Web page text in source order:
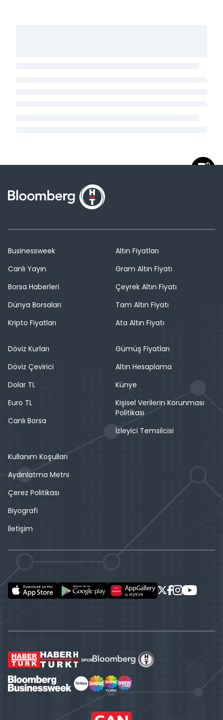
Businessweek
Canlı Yayın
Borsa Haberleri
Dünya Borsaları
Kripto Fiyatları
Altın Fiyatları
Gram Altın Fiyatı
Çeyrek Altın Fiyatı
Tam Altın Fiyatı
Ata Altın Fiyatı
Döviz Kurları
Döviz Çevirici
Dolar TL
Euro TL
Canlı Borsa
Gümüş Fiyatları
Altın Hesaplama
Künye
Kişisel Verilerin Korunması
Politikası
İzleyici Temsilcisi
Kullanım Koşulları
Aydınlatma Metni
Çerez Politikası
Biyografi
İletişim